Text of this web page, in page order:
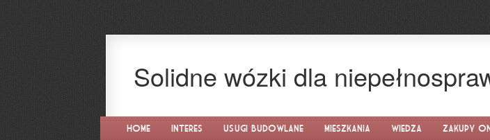
Solidne wózki dla
Home Interes Usługi Budowlane Mieszkania Wiedza Zakupy